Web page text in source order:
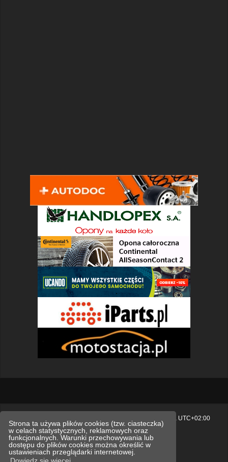
Strona ta używa plików cookies (tzw. ciasteczka)
w celach statystycznych, reklamowych oraz
funkcjonalnych. Warunki przechowywania lub
dostępu do plików cookies można określić w
ustawieniach przeglądarki internetowej.
Dowiedz się więcej
UTC+02:00
Polityka prywatności.
Technologię dostarczaphpBB® Forum Software © phpBB Limited
Polski pakiet językowy dostarczaphpBB.pl